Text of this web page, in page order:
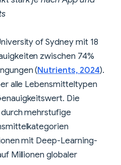
of Sydney mit 18
zwischen 74%
(Nutrients, 2024).
alle Lebensmitteltypen
Die
mehrstufige
mit Deep-Learning-
Millionen globaler